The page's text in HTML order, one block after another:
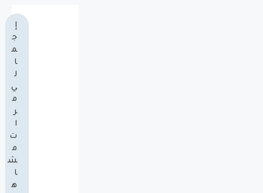
إ
ج
م
ا
ل
ي
م
ر
ا
ت
م
ش
ا
ه